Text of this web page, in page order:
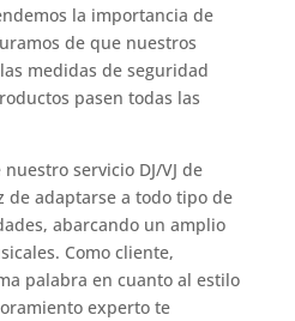
la importancia de
de que nuestros
medidas de seguridad
pasen todas las
servicio DJ/VJ de
de adaptarse a todo tipo de
abarcando un amplio
Como cliente,
palabra en cuanto al estilo
experto te